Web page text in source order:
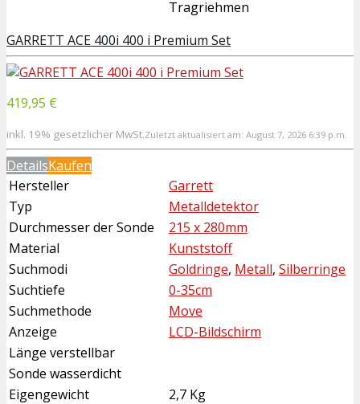
Tragriehmen
GARRETT ACE 400i 400 i Premium Set
419,95 €
inkl. 19% gesetzlicher MwSt.Zuletzt aktualisiert am: August 7, 2026 6:39 p.m.
DetailsKaufen
Hersteller
Garrett
Typ
Metalldetektor
Durchmesser der Sonde
215 x 280mm
Material
Kunststoff
Suchmodi
Goldringe, Metall, Silberringe
Suchtiefe
0-35cm
Suchmethode
Move
Anzeige
LCD-Bildschirm
Länge verstellbar
Sonde wasserdicht
Eigengewicht
2,7 Kg